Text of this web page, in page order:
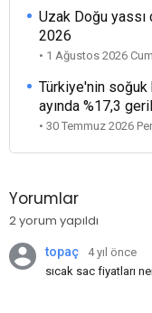
Uzak Doğu
2026
• 1 Ağustos 2026
Türkiye'nin soğuk
ayında %17,3
• 30 Temmuz 2026
Yorumlar
2 yorum yapıldı
topaç
4 yıl önce
sıcak sac fiyatları